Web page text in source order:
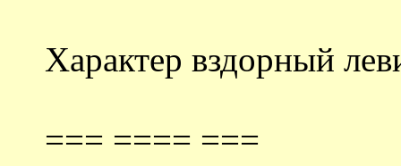
Характер вздорный
=== ==== ===